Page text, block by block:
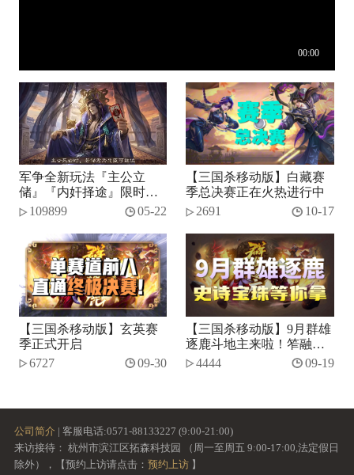
军争全新玩法『主公立
储』『内奸择途』限时开
启！109899 05-22
【三国杀移动版】白藏赛
季总决赛正在火热进行中
2691
10-17
【三国杀移动版】玄英赛
季正式开启
6727
09-30
【三国杀移动版】9月群雄
逐鹿斗地主来啦！笮融、
势张燕加入将池~
4444 09-19
公司简介 | 客服电话:0571-88133227 (9:00-21:00)
来访接待： 杭州市滨江区拓森科技园 （周一至周五 9:00-17:00,法定假日
除外），【预约上访请点击： 预约上访】